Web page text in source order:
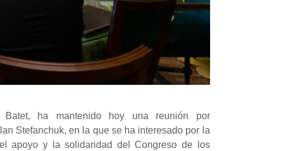
ha mantenido hoy una reunión por
Stefanchuk, en la que se ha interesado por la
apoyo y la solidaridad del Congreso de los